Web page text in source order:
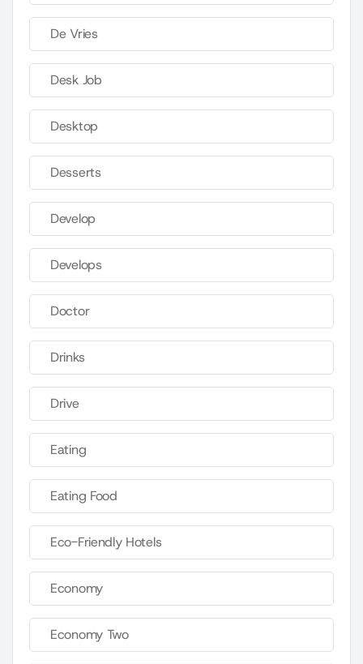
De Vries
Desk Job
Desktop
Desserts
Develop
Develops
Doctor
Drinks
Drive
Eating
Eating Food
Eco-Friendly Hotels
Economy
Economy Two